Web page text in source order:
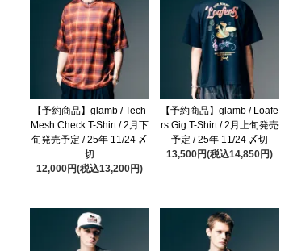
【予約商品】glamb / Tech
Mesh Check T-Shirt / 2月下
旬発売予定 / 25年 11/24 〆
切
12,000円(税込13,200円)
【予約商品】glamb / Loafe
rs Gig T-Shirt / 2月上旬発売
予定 / 25年 11/24 〆切
13,500円(税込14,850円)